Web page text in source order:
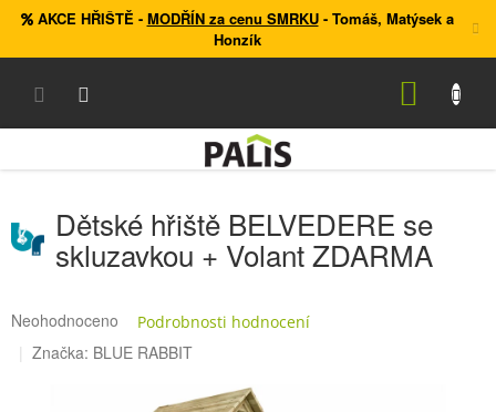
Přejít
obsah
AKCE HŘIŠTĚ- MODŘÍN za cenu SMRKU- Tomáš, Matýsek a
Honzík
Dětské hřiště BELVEDERE se
skluzavkou + Volant ZDARMA
Průměrné
produktu
Neohodnoceno Podrobnosti hodnocení
Značka: BLUE RABBIT